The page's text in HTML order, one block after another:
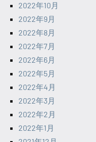
2022年10月
2022年9月
2022年8月
2022年7月
2022年6月
2022年5月
2022年4月
2022年3月
2022年2月
2022年1月